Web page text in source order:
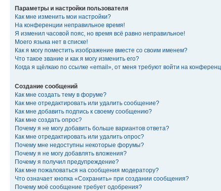
Параметры и настройки пользователя
Как мне изменить мои настройки?
На конференции неправильное время!
Я изменил часовой пояс, но время всё равно неправильное!
Моего языка нет в списке!
Как я могу поместить изображение вместе со своим именем?
Что такое звание и как я могу изменить его?
Когда я щёлкаю по ссылке «email», от меня требуют войти на
Создание сообщений
Как мне создать тему в форуме?
Как мне отредактировать или удалить сообщение?
Как мне добавить подпись к своему сообщению?
Как мне создать опрос?
Почему я не могу добавить больше вариантов ответа?
Как мне отредактировать или удалить опрос?
Почему мне недоступны некоторые форумы?
Почему я не могу добавлять вложения?
Почему я получил предупреждение?
Как мне пожаловаться на сообщения модератору?
Что означает кнопка «Сохранить» при создании сообщения?
Почему моё сообщение требует одобрения?